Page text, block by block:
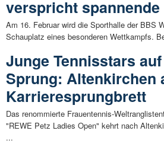
verspricht spannende
Am 16. Februar wird die Sporthalle der BBS
Schauplatz eines besonderen Wettkampfs.
Junge Tennisstars
Sprung: Altenkirchen
Karrieresprungbrett
Das renommierte Frauentennis-
"REWE Petz Ladies Open" kehrt nach
...